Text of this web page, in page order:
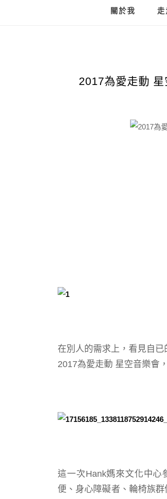
關於我
2017為愛走動
在別人的需求上，看見自已
2017為愛走動 星空音樂會
這一次Hank媽來文化中心
便、身心障礙者、輪椅族